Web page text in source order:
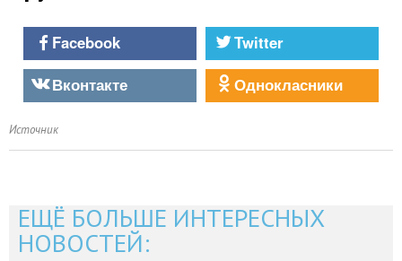
Facebook
Twitter
Вконтакте
Однокласники
Источник
ЕЩЁ БОЛЬШЕ ИНТЕРЕСНЫХ
НОВОСТЕЙ: